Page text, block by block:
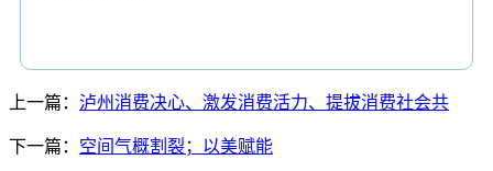
上一篇： 泸州消费决心、激发消费活力、提拔消费社会共
下一篇： 空间气概割裂；以美赋能